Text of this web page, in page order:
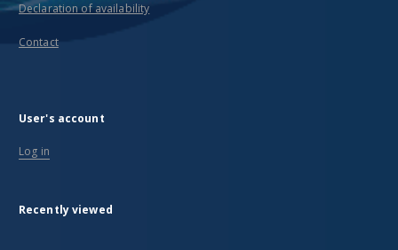
Declaration of availability
Contact
User's account
Log in
Recently viewed